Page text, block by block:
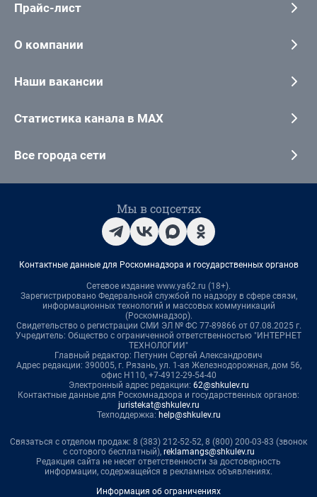
Прайс-лист
О компании
Наши вакансии
Статистика канала в MAX
Все города сети
Мы в соцсетях
Контактные данные для Роскомнадзора и государственных органов
Сетевое издание www.ya62.ru (18+).
Зарегистрировано Федеральной службой по надзору в сфере связи,
информационных технологий и массовых коммуникаций
(Роскомнадзор).
Свидетельство о регистрации СМИ ЭЛ № ФС 77-89866 от 07.08.2025 г.
Учредитель: Общество с ограниченной ответственностью "ИНТЕРНЕТ
ТЕХНОЛОГИИ"
Главный редактор: Петунин Сергей Александрович
Адрес редакции: 390005, г. Рязань, ул. 1-ая Железнодорожная, дом 56,
офис Н110, +7-4912-29-54-40
Электронный адрес редакции: 62@shkulev.ru
Контактные данные для Роскомнадзора и государственных органов:
juristekat@shkulev.ru
Техподдержка: help@shkulev.ru
Связаться с отделом продаж: 8 (383) 212-52-52, 8 (800) 200-03-83 (звонок
с сотового бесплатный), reklamangs@shkulev.ru
Редакция сайта не несет ответственности за достоверность
информации, содержащейся в рекламных объявлениях.
Информация об ограничениях